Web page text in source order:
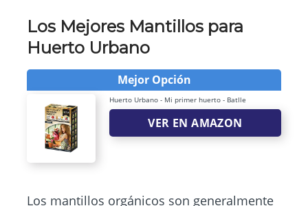
Los Mejores Mantillos para
Huerto Urbano
Mejor Opción
Huerto Urbano - Mi primer huerto - Batlle
VER EN AMAZON
Los mantillos orgánicos son generalmente